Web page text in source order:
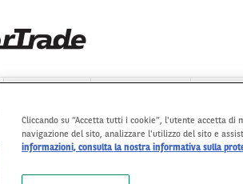
Cliccando su “Accetta tutti i cookie”, l'utente accetta
navigazione del sito, analizzare l'utilizzo del sito e
informazioni, consulta la nostra informativa sulla